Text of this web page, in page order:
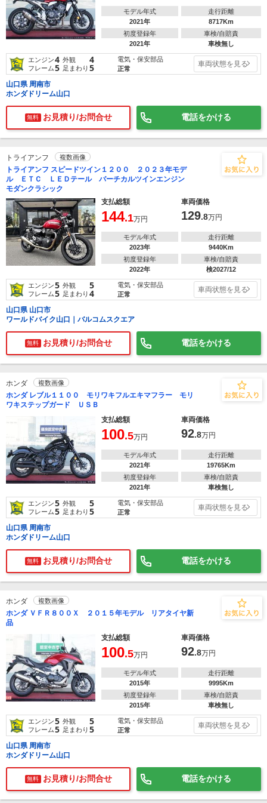
モデル年式
2021年
走行距離
8717Km
初度登録年
2021年
車検/自賠責
車検無し
エンジン4 外観 4
フレーム5 足まわり 5
電気・保安部品
正常
車両状態を見る
山口県 周南市
ホンダドリーム山口
無料 お見積り/お問合せ 電話をかける
トライアンフ 複数画像
トライアンフ スピードツイン１２００ ２０２３年モデ
ル ＥＴＣ ＬＥＤテール バーチカルツインエンジン
モダンクラシック
支払総額
車両価格
144.1万円 129.8万円
モデル年式
2023年
走行距離
9440Km
初度登録年
2022年
車検/自賠責
検2027/12
エンジン5 外観 5
フレーム5 足まわり 4
電気・保安部品
正常
車両状態を見る
山口県 山口市
ワールドバイク山口｜バルコムスクエア
無料 お見積り/お問合せ 電話をかける
ホンダ 複数画像
ホンダ レブル１１００ モリワキフルエキマフラー モリ
ワキステップガード ＵＳＢ
支払総額
車両価格
100.5万円 92.8万円
モデル年式
2021年
走行距離
19765Km
初度登録年
2021年
車検/自賠責
車検無し
エンジン5 外観 5
フレーム5 足まわり 5
電気・保安部品
正常
車両状態を見る
山口県 周南市
ホンダドリーム山口
無料 お見積り/お問合せ 電話をかける
ホンダ 複数画像
ホンダ ＶＦＲ８００Ｘ ２０１５年モデル リアタイヤ新
品
支払総額
車両価格
100.5万円 92.8万円
モデル年式
2015年
走行距離
9995Km
初度登録年
2015年
車検/自賠責
車検無し
エンジン5 外観 5
フレーム5 足まわり 5
電気・保安部品
正常
車両状態を見る
山口県 周南市
ホンダドリーム山口
無料 お見積り/お問合せ 電話をかける